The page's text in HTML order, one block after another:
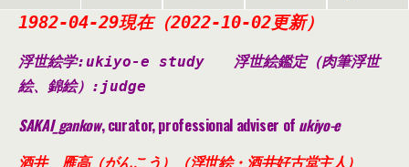
1982-04-29現在（2022-10-02更新）
浮世絵学:ukiyo-e study 浮世絵鑑定（肉筆浮世
絵、錦絵） :judge
SAKAI_gankow, curator, professional adviser of ukiyo-e
酒井 雁高（がんこう）（浮世絵・酒井好古堂主人）